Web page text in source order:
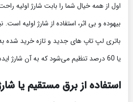
اول از همه خیال شما را بابت شارژ اولیه
بیهوده و بی اثر، استفاده از شارژ اولیه
یا 60 درصد تنظیم می‌شود که به آن شارژ ایده آل گفته می‌شود.
استفاده از برق مستقیم یا